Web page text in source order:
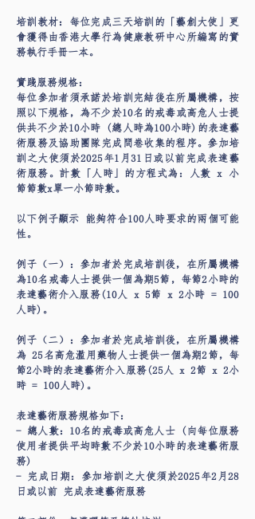
培訓教材：每位完成三天培訓的「藝創大使」更
會獲得由香港大學行為健康教研中心所編寫的實
務執行手冊一本。
實踐服務規格：
每位參加者須承諾於培訓完結後在所屬機構，按
照以下規格，為不少於10名的戒毒或高危人士提
供共不少於10小時 (總人時為100小時)的表達藝
術服務及協助團隊完成問卷收集的程序。參加培
訓之大使須於2025年1月31日或以前完成表達藝
術服務。計數「人時」的方程式為：人數 x 小
節節數x單一小節時數。
以下例子顯示 能夠符合100人時要求的兩個可能
性。
例子（一）：參加者於完成培訓後，在所屬機構
為10名戒毒人士提供一個為期5節，每節2小時的
表達藝術介入服務(10人 x 5節 x 2小時 = 100
人時)。
例子（二）：參加者於完成培訓後，在所屬機構
為 25名高危濫用藥物人士提供一個為期2節，每
節2小時的表達藝術介入服務(25人 x 2節 x 2小
時 = 100人時)。
表達藝術服務規格如下：
- 總人數：10名的戒毒或高危人士 (向每位服務
使用者提供平均時數不少於10小時的表達藝術服
務)
- 完成日期：參加培訓之大使須於2025年2月28
日或以前 完成表達藝術服務